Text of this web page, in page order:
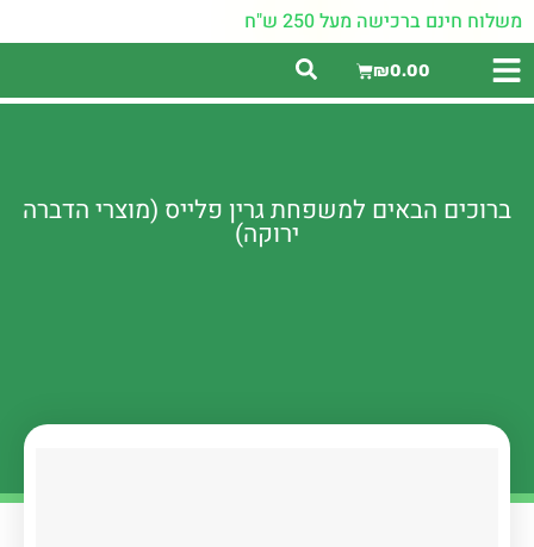
משלוח חינם ברכישה מעל 250 ש"ח
₪0.00
ברוכים הבאים למשפחת גרין פלייס (מוצרי הדברה
ירוקה)